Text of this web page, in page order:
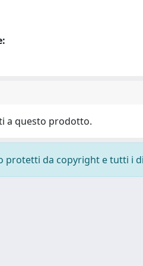
a questo prodotto.
protetti da copyright e tutti i